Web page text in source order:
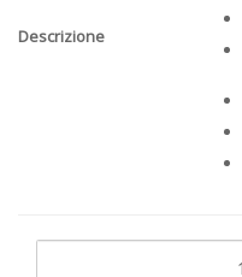
Descrizione